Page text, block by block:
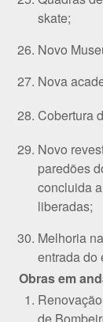
skate;
Novo
Nova
Cobertura
Novo
paredões
concluida
liberadas;
Melhoria
entrada do
Obras em